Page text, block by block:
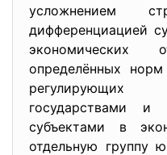
усложнением
дифференциацией
экономических
определённых
государствами
субъектами в
отдельную группу